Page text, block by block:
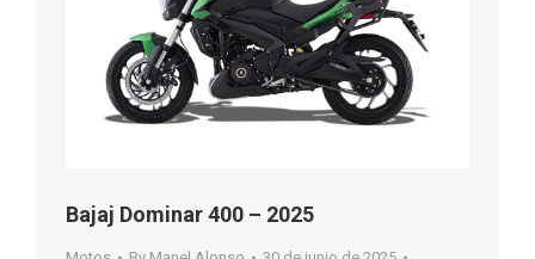
Bajaj Dominar 400 – 2025